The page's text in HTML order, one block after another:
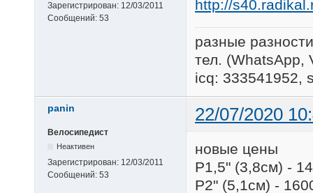
Зарегистрирован: 12/03/2011
Сообщений: 53
разные
тел. (WhatsApp,
icq: 333541952,
panin 22/07/2020
Велосипедист
Неактивен
Зарегистрирован: 12/03/2011
Сообщений: 53
новые цены
P1,5" (3,8см) -
Р2" (5,1см) -